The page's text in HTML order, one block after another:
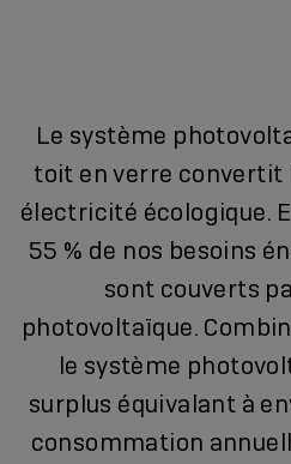
Le système
toit en verre convertit
électricité écologique.
55 % de nos besoins
sont couverts
photovoltaïque.
le système
surplus équivalant à
consommation